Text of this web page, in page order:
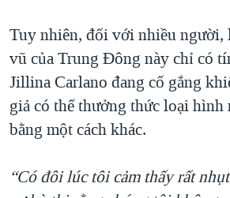
Tuy nhiên, đối với nhiều
vũ của Trung Đông này chỉ có
Jillina Carlano đang cố gắng
giả có thể thưởng thức loại hình
bằng một cách khác.
“Có đôi lúc tôi cảm thấy rất